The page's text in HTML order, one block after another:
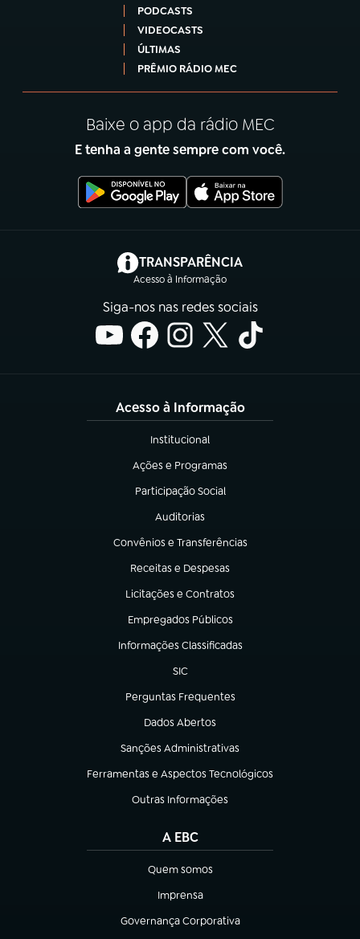
PODCASTS
VIDEOCASTS
ÚLTIMAS
PRÊMIO RÁDIO MEC
Baixe o app da rádio MEC
E tenha a gente sempre com você.
TRANSPARÊNCIA
Acesso à Informação
(abre em nova aba)
Siga-nos nas redes sociais
Acesso à Informação
Institucional
(abre em nova aba)
Ações e Programas
(abre em nova aba)
Participação Social
(abre em nova aba)
Auditorias
(abre em nova aba)
Convênios e Transferências
(abre em nova aba)
Receitas e Despesas
(abre em nova aba)
Licitações e Contratos
(abre em nova aba)
Empregados Públicos
(abre em nova aba)
Informações Classificadas
(abre em nova aba)
SIC
(abre em nova aba)
Perguntas Frequentes
(abre em nova aba)
Dados Abertos
(abre em nova aba)
Sanções Administrativas
(abre em nova aba)
Ferramentas e Aspectos Tecnológicos
(abre em nova aba)
Outras Informações
(abre em nova aba)
A EBC
Quem somos
(abre em nova aba)
Imprensa
(abre em nova aba)
Governança Corporativa
(abre em nova aba)